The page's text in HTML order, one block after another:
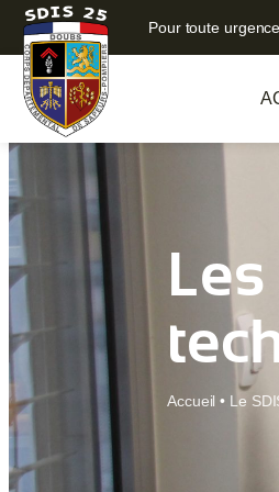
Pour toute
Accueil • Le